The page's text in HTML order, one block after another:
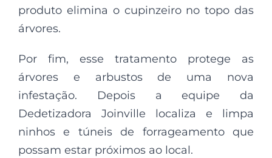
produto elimina o cupinzeiro no topo das
árvores.
Por fim, esse tratamento protege as
árvores e arbustos de uma nova
infestação. Depois a equipe da
Dedetizadora Joinville localiza e limpa
ninhos e túneis de forrageamento que
possam estar próximos ao local.